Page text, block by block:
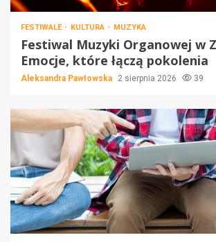
FESTIWALE KULTURA MUZYKA
Festiwal Muzyki Organowej w
Emocje, które łączą pokolenia
Aleksandra Pawłowska 2 sierpnia 2026 39